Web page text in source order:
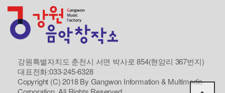
강원특별자치도 춘천시 서면 박사로 854(현암리 367번지)
대표전화:033-245-6328
Copyright (C) 2018 By Gangwon Information & Multimedia